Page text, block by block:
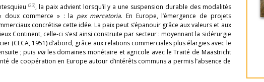
(23), la paix advient lorsqu’il y a une suspension durable des modalités
doux commerce » : la pax mercatoria. En Europe, l’émergence de projets
concrétise cette idée. La paix peut s’épanouir grâce aux valeurs et aux
Continent, celle-ci s’est ainsi construite par secteur : moyennant la sidérurgie
(CECA, 1951) d’abord, grâce aux relations commerciales plus élargies avec le
; puis via les domaines monétaire et agricole avec le Traité de Maastricht
de coopération en Europe autour d’intérêts communs a permis l’absence de